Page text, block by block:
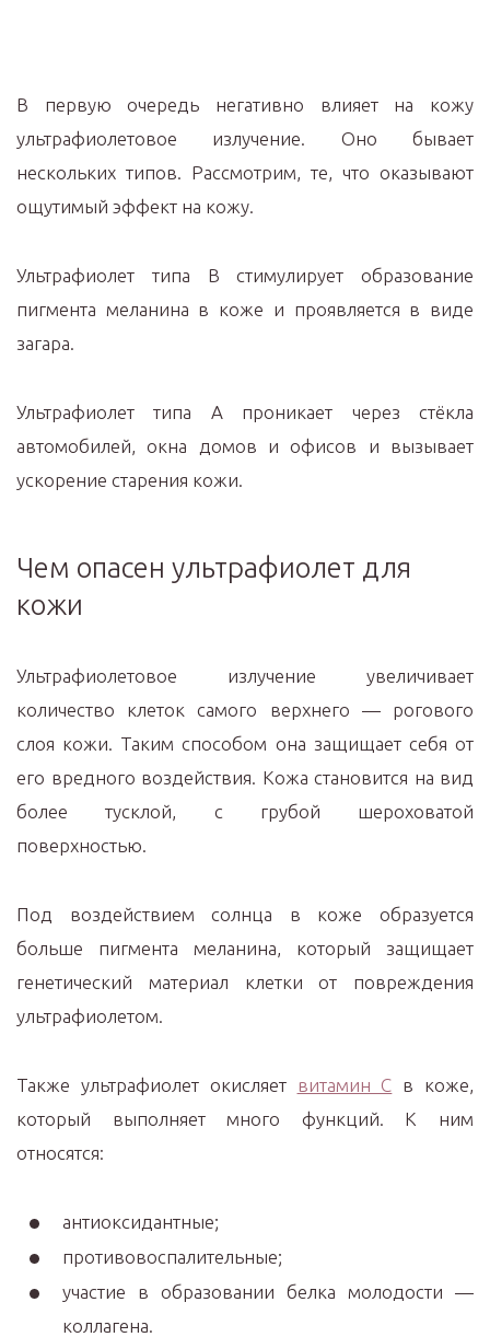
В первую очередь негативно влияет на кожу
ультрафиолетовое излучение. Оно бывает
нескольких типов. Рассмотрим, те, что оказывают
ощутимый эффект на кожу.
Ультрафиолет типа В стимулирует образование
пигмента меланина в коже и проявляется в виде
загара.
Ультрафиолет типа А проникает через стёкла
автомобилей, окна домов и офисов и вызывает
ускорение старения кожи.
Чем опасен ультрафиолет для
кожи
Ультрафиолетовое излучение увеличивает
количество клеток самого верхнего — рогового
слоя кожи. Таким способом она защищает себя от
его вредного воздействия. Кожа становится на вид
более тусклой, с грубой шероховатой
поверхностью.
Под воздействием солнца в коже образуется
больше пигмента меланина, который защищает
генетический материал клетки от повреждения
ультрафиолетом.
Также ультрафиолет окисляет витамин С в коже,
который выполняет много функций. К ним
относятся:
антиоксидантные;
противовоспалительные;
участие в образовании белка молодости —
коллагена.